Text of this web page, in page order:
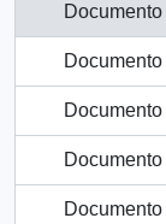
Documento
Documento
Documento
Documento
Documento